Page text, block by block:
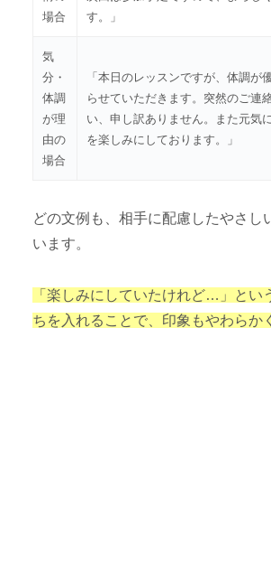
場合
す。」
気
分・
体調
が理
由の
場合
「本日のレッスンですが、体調が
らせていただきます。突然のご連
い、申し訳ありません。また元気
を楽しみにしております。」
どの文例も、相手に配慮したやさし
います。
「楽しみにしていたけれど…」とい
ちを入れることで、印象もやわらか